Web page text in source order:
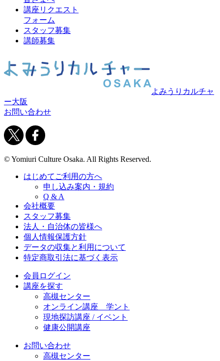
講座リクエスト
フォーム
スタッフ募集
講師募集
よみうりカルチャ
ー大阪
お問い合わせ
© Yomiuri Culture Osaka. All Rights Reserved.
はじめてご利用の方へ
申し込み案内・規約
Q & A
会社概要
スタッフ募集
法人・自治体の皆様へ
個人情報保護方針
データの収集と利用について
特定商取引法に基づく表示
会員ログイン
講座を探す
高槻センター
オンライン講座 学ント
現地探訪講座 / イベント
健康公開講座
お問い合わせ
高槻センター